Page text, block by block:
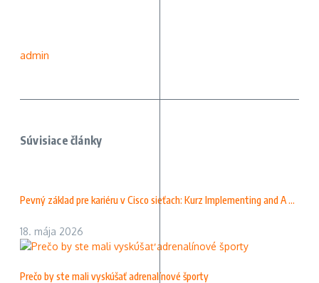
admin
Súvisiace články
Pevný základ pre kariéru v Cisco sieťach: Kurz Implementing and A ...
18. mája 2026
Prečo by ste mali vyskúšať adrenalínové športy